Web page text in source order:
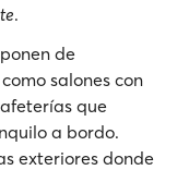
.
de
como salones con
que
a bordo.
exteriores donde